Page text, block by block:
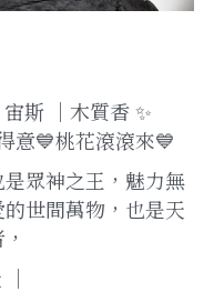
斯 ｜木質香 ✨
意💙桃花滾滾來💙
眾神之王，魅力無
世間萬物，也是天